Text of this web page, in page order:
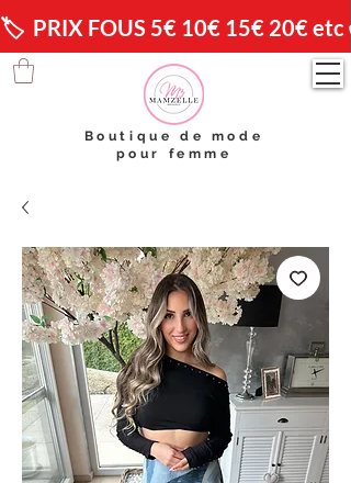
🏷️  PRIX FOUS 5€ 10€ 15€ 20€ etc
Boutique de mode
pour femme